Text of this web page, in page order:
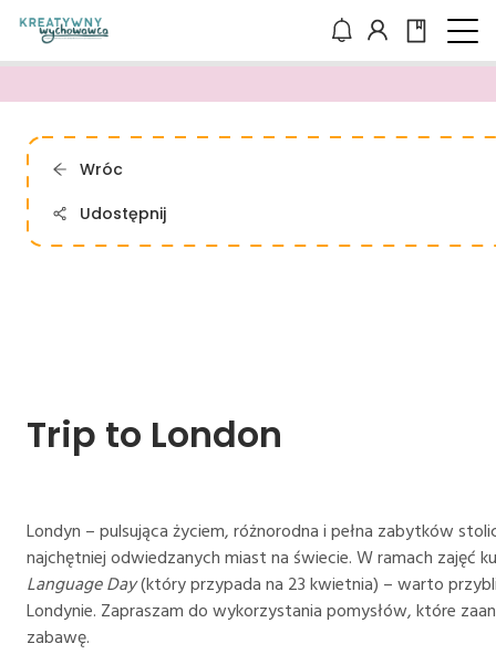
Wróc
Udostępnij
Trip to London
Londyn – pulsująca życiem, różnorodna i pełna zabytków
najchętniej odwiedzanych miast na świecie. W ramach zajęć
Language Day(który przypada na 23 kwietnia) – warto
Londynie. Zapraszam do wykorzystania pomysłów, które
zabawę.